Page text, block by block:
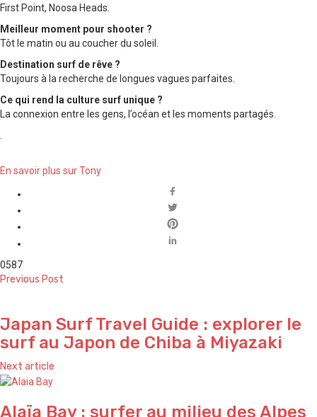
First Point, Noosa Heads.
Meilleur moment pour shooter ?
Tôt le matin ou au coucher du soleil.
Destination surf de rêve ?
Toujours à la recherche de longues vagues parfaites.
Ce qui rend la culture surf unique ?
La connexion entre les gens, l’océan et les moments partagés.
En savoir plus sur Tony
0587
Previous Post
Japan Surf Travel Guide : explorer le
surf au Japon de ⁠Chiba à ⁠Miyazaki
Next article
Alaïa Bay : surfer au milieu des Alpes